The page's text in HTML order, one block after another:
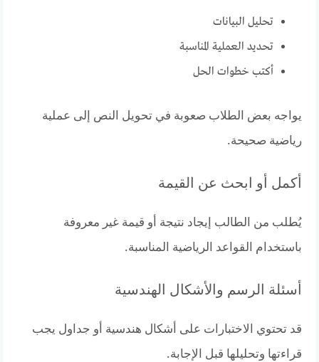
تحليل البيانات
تحديد العملية المناسبة
أكتب خطوات الحل
يواجه بعض الطلاب صعوبة في تحويل النص إلى عملية
رياضية صحيحة.
أكمل أو ابحث عن القيمة
يُطلب من الطالب إيجاد نتيجة أو قيمة غير معروفة
باستخدام القواعد الرياضية المناسبة.
أسئلة الرسم والأشكال الهندسية
قد تحتوي الاختبارات على أشكال هندسية أو جداول يجب
قراءتها وتحليلها قبل الإجابة.